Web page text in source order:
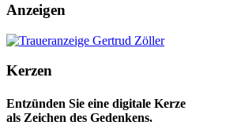
Anzeigen
Kerzen
Entzünden Sie eine digitale Kerze
als Zeichen des Gedenkens.